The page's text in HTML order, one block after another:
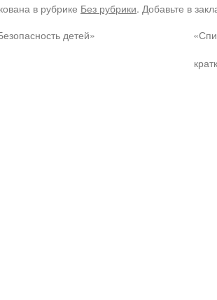
в рубрике Без рубрики. Добавьте в
детей»